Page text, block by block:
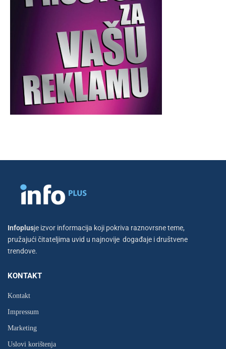
Infoplusje izvor informacija koji pokriva raznovrsne teme,
pružajući čitateljima uvid u najnovije događaje i društvene
trendove.
KONTAKT
Kontakt
Impressum
Marketing
Uslovi korištenja